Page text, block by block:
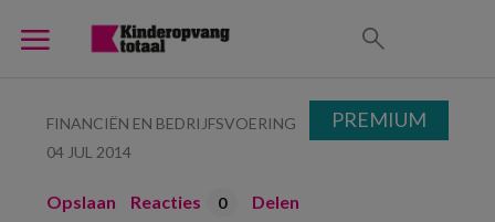
FINANCIËN EN BEDRIJFSVOERING
04 JUL 2014
Opslaan Reacties 0 Delen
PREMIUM